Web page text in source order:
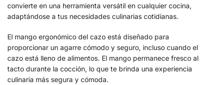
convierte en una herramienta versátil en cualquier cocina,
adaptándose a tus necesidades culinarias cotidianas.
El mango ergonómico del cazo está diseñado para
proporcionar un agarre cómodo y seguro, incluso cuando el
cazo está lleno de alimentos. El mango permanece fresco al
tacto durante la cocción, lo que te brinda una experiencia
culinaria más segura y cómoda.